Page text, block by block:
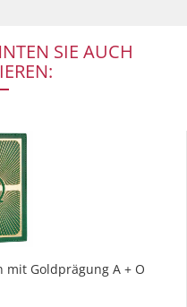
SIE AUCH
Goldprägung A + O